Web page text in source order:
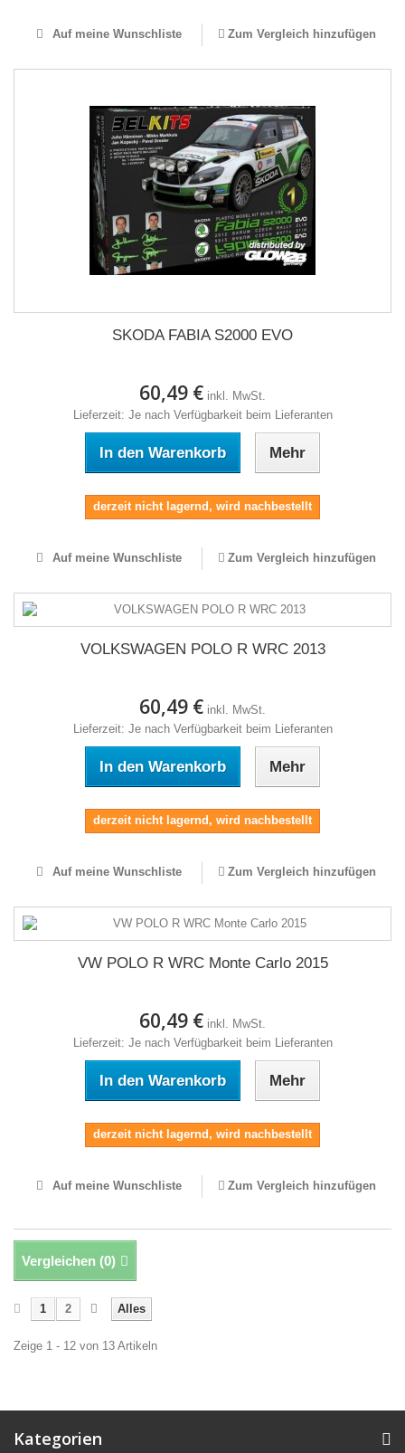
Auf meine Wunschliste Zum Vergleich hinzufügen
SKODA FABIA S2000 EVO
60,49 € inkl. MwSt.
Lieferzeit: Je nach Verfügbarkeit beim Lieferanten
In den Warenkorb Mehr
derzeit nicht lagernd, wird nachbestellt
Auf meine Wunschliste Zum Vergleich hinzufügen
VOLKSWAGEN POLO R WRC 2013
60,49 € inkl. MwSt.
Lieferzeit: Je nach Verfügbarkeit beim Lieferanten
In den Warenkorb Mehr
derzeit nicht lagernd, wird nachbestellt
Auf meine Wunschliste Zum Vergleich hinzufügen
VW POLO R WRC Monte Carlo 2015
60,49 € inkl. MwSt.
Lieferzeit: Je nach Verfügbarkeit beim Lieferanten
In den Warenkorb Mehr
derzeit nicht lagernd, wird nachbestellt
Auf meine Wunschliste Zum Vergleich hinzufügen
Vergleichen (0)
Alles
1 2
Zeige 1 - 12 von 13 Artikeln
Kategorien